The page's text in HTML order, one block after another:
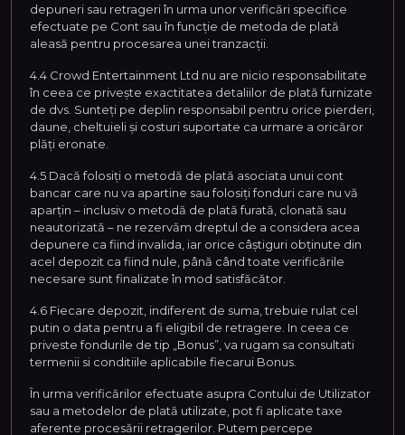
depuneri sau retrageri în urma unor verificări specifice
efectuate pe Cont sau în funcție de metoda de plată
aleasă pentru procesarea unei tranzacții.
4.4 Crowd Entertainment Ltd nu are nicio responsabilitate
în ceea ce privește exactitatea detaliilor de plată furnizate
de dvs. Sunteți pe deplin responsabil pentru orice pierderi,
daune, cheltuieli și costuri suportate ca urmare a oricăror
plăți eronate.
4.5 Dacă folosiți o metodă de plată asociata unui cont
bancar care nu va apartine sau folosiți fonduri care nu vă
aparțin – inclusiv o metodă de plată furată, clonată sau
neautorizată – ne rezervăm dreptul de a considera acea
depunere ca fiind invalida, iar orice câștiguri obținute din
acel depozit ca fiind nule, până când toate verificările
necesare sunt finalizate în mod satisfăcător.
4.6 Fiecare depozit, indiferent de suma, trebuie rulat cel
putin o data pentru a fi eligibil de retragere. In ceea ce
priveste fondurile de tip „Bonus”, va rugam sa consultati
termenii si conditiile aplicabile fiecarui Bonus.
În urma verificărilor efectuate asupra Contului de Utilizator
sau a metodelor de plată utilizate, pot fi aplicate taxe
aferente procesării retragerilor. Putem percepe